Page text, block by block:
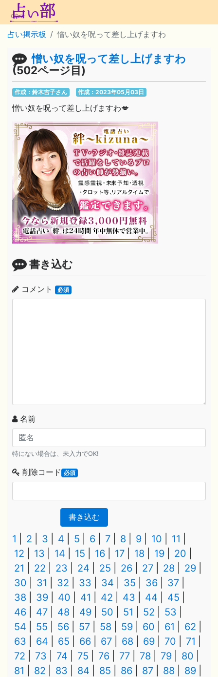
占い掲示板 憎い奴を呪って差し上げますわ
憎い奴を呪って差し上げますわ
(502ページ目)
作成：鈴木吉子さん 作成：2023年05月03日
憎い奴を呪って差し上げますわ💋
書き込む
コメント 必須
名前
特にない場合は、未入力でOK!
削除コード 必須
書き込む
1 2 3 4 5 6 7 8 9 10
11
12
13 14 15 16 17 18 19
20
21
22 23 24 25 26 27 28
29
30
31 32 33 34 35 36
37
38
39 40 41 42 43 44
45
46
47 48 49 50 51 52
53
54
55 56 57 58 59 60 61
62
63
64 65 66 67 68 69 70
71
72
73 74 75 76 77 78 79
80
81
82 83 84 85 86 87 88
89